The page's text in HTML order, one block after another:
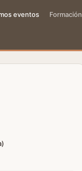
eventos Formación